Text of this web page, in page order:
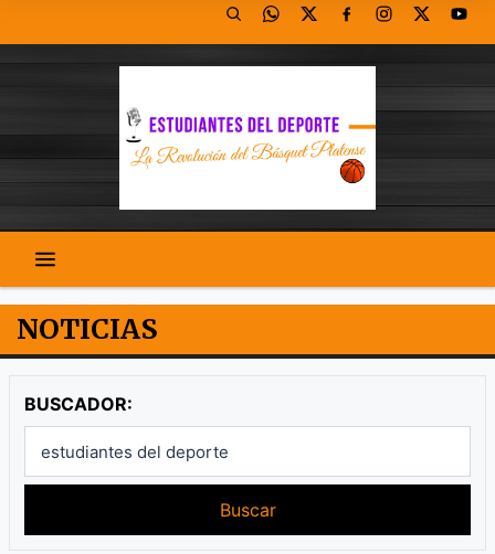
NOTICIAS
BUSCADOR:
Buscar